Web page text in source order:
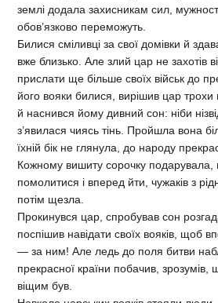
землі додала захисникам сил,
обов’язково переможуть.
Билися сміливці за свої домівки й
вже близько. Але злий цар не захотів
прислати ще більше своїх військ до
його вояки билися, вирішив цар трохи
й наснився йому дивний сон: ніби
з’явилася чиясь тінь. Пройшла вона
їхній бік не глянула, до народу
Кожному вишиту сорочку подарувала,
помолитися і вперед йти, чужаків з
потім щезла.
Прокинувся цар, спробував сон
поспішив навідати своїх вояків, щоб
— за ним! Але ледь до поля битви
прекрасної країни побачив,
віщим був.